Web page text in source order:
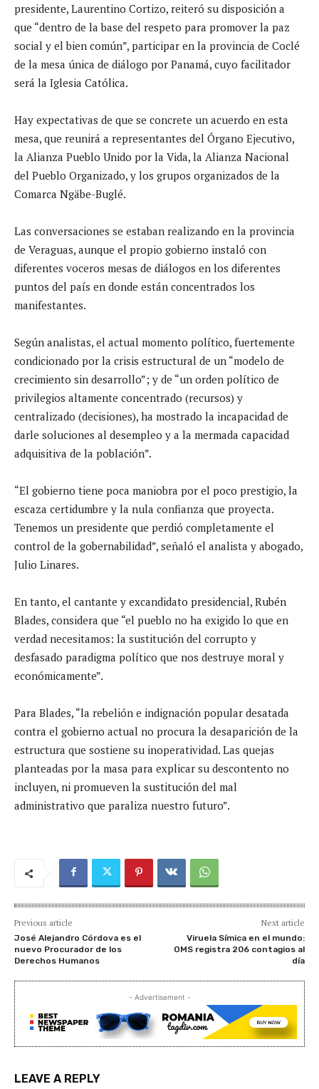
presidente, Laurentino Cortizo, reiteró su disposición a
que “dentro de la base del respeto para promover la paz
social y el bien común”, participar en la provincia de Coclé
de la mesa única de diálogo por Panamá, cuyo facilitador
será la Iglesia Católica.
Hay expectativas de que se concrete un acuerdo en esta
mesa, que reunirá a representantes del Órgano Ejecutivo,
la Alianza Pueblo Unido por la Vida, la Alianza Nacional
del Pueblo Organizado, y los grupos organizados de la
Comarca Ngäbe-Buglé.
Las conversaciones se estaban realizando en la provincia
de Veraguas, aunque el propio gobierno instaló con
diferentes voceros mesas de diálogos en los diferentes
puntos del país en donde están concentrados los
manifestantes.
Según analistas, el actual momento político, fuertemente
condicionado por la crisis estructural de un “modelo de
crecimiento sin desarrollo”; y de “un orden político de
privilegios altamente concentrado (recursos) y
centralizado (decisiones), ha mostrado la incapacidad de
darle soluciones al desempleo y a la mermada capacidad
adquisitiva de la población”.
“El gobierno tiene poca maniobra por el poco prestigio, la
escaza certidumbre y la nula confianza que proyecta.
Tenemos un presidente que perdió completamente el
control de la gobernabilidad”, señaló el analista y abogado,
Julio Linares.
En tanto, el cantante y excandidato presidencial, Rubén
Blades, considera que “el pueblo no ha exigido lo que en
verdad necesitamos: la sustitución del corrupto y
desfasado paradigma político que nos destruye moral y
económicamente”.
Para Blades, “la rebelión e indignación popular desatada
contra el gobierno actual no procura la desaparición de la
estructura que sostiene su inoperatividad. Las quejas
planteadas por la masa para explicar su descontento no
incluyen, ni promueven la sustitución del mal
administrativo que paraliza nuestro futuro”.
Previous article
José Alejandro Córdova es el
nuevo Procurador de los
Derechos Humanos
Next article
Viruela Símica en el mundo:
OMS registra 206 contagios al
día
- Advertisement -
LEAVE A REPLY